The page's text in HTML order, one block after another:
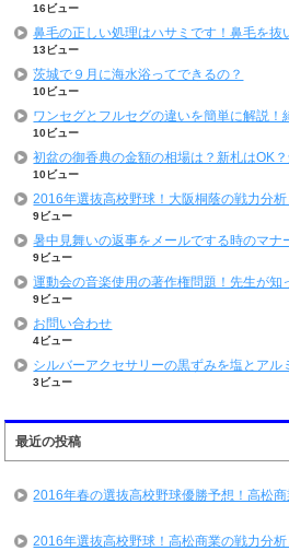
16ビュー
鼻毛の正しい処理はハサミです！鼻毛を抜
13ビュー
茨城で９月に海水浴ってできるの？
10ビュー
ワンセグとフルセグの違いを簡単に解説！
10ビュー
初盆の御香典の金額の相場は？新札はOK
10ビュー
2016年選抜高校野球！大阪桐蔭の戦力分
9ビュー
暑中見舞いの返事をメールでする時のマナ
9ビュー
運動会の音楽使用の著作権問題！先生が知
9ビュー
お問い合わせ
4ビュー
シルバーアクセサリーの黒ずみを塩とアル
3ビュー
最近の投稿
2016年春の選抜高校野球優勝予想！高松
2016年選抜高校野球！高松商業の戦力分析